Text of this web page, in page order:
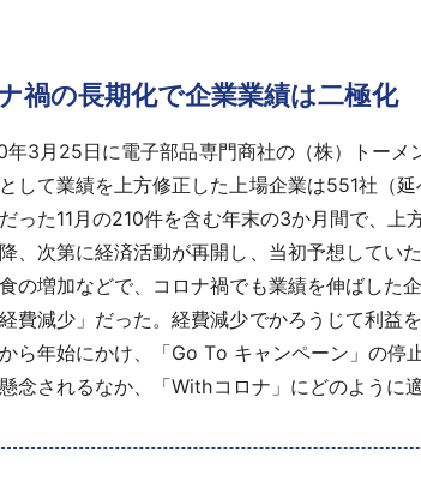
禍の長期化で企業業績は二極化
3月25日に電子部品専門商社の（株）トーメ
して業績を上方修正した上場企業は551社（
った11月の210件を含む年末の3か月間で、上
、次第に経済活動が再開し、当初予想してい
の増加などで、コロナ禍でも業績を伸ばした
費減少」だった。経費減少でかろうじて利益
ら年始にかけ、「Go To キャンペーン」の停
念されるなか、「Withコロナ」にどのように